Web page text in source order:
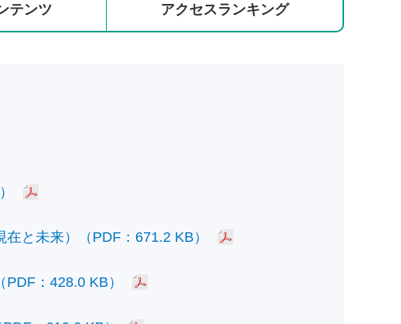
テンツ アクセスランキング
と未来）（PDF：671.2 KB）
：428.0 KB）